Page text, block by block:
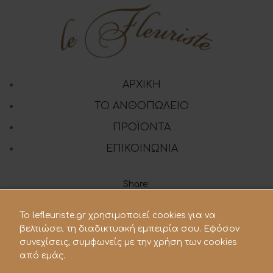
ΑΡΧΙΚΗ
ΤΟ ΑΝΘΟΠΩΛΕΙΟ
ΠΡΟΪΟΝΤΑ
ΕΠΙΚΟΙΝΩΝΙΑ
Share:
210 28.21.119
To lefleuriste.gr χρησιμοποιεί cookies για να
βελτιώσει τη διαδικτυακή εμπειρία σου. Εφόσον
συνεχίσεις, συμφωνείς με την χρήση των cookies
από εμάς.